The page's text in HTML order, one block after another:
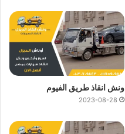
ونش انقاذ طريق الفيوم
2023-08-28